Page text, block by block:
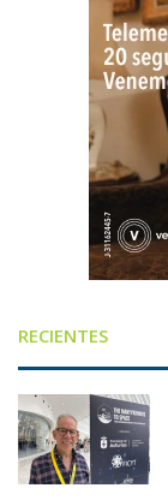
RECIENTES